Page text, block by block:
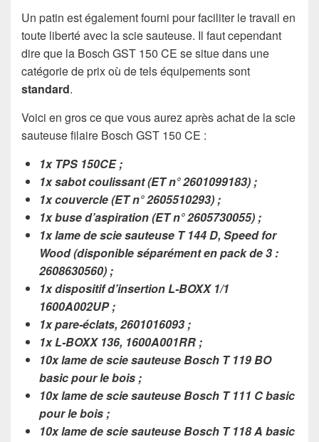
Un patin est également fourni pour faciliter le travail en
toute liberté avec la scie sauteuse. Il faut cependant
dire que la Bosch GST 150 CE se situe dans une
catégorie de prix où de tels équipements sont
standard.
Voici en gros ce que vous aurez après achat de la scie
sauteuse filaire Bosch GST 150 CE :
1x TPS 150CE ;
1x sabot coulissant (ET n° 2601099183) ;
1x couvercle (ET n° 2605510293) ;
1x buse d’aspiration (ET n° 2605730055) ;
1x lame de scie sauteuse T 144 D, Speed ​​for
Wood (disponible séparément en pack de 3 :
2608630560) ;
1x dispositif d’insertion L-BOXX 1/1
1600A002UP ;
1x pare-éclats, 2601016093 ;
1x L-BOXX 136, 1600A001RR ;
10x lame de scie sauteuse Bosch T 119 BO
basic pour le bois ;
10x lame de scie sauteuse Bosch T 111 C basic
pour le bois ;
10x lame de scie sauteuse Bosch T 118 A basic